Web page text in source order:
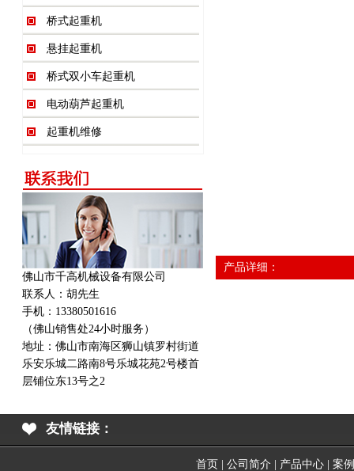
桥式起重机
悬挂起重机
桥式双小车起重机
电动葫芦起重机
起重机维修
佛山市千高机械设备有限公司
联系人：胡先生
手机：13380501616
（佛山销售处24小时服务）
地址： 佛山市南海区狮山镇罗村街道
乐安乐城二路南8号乐城花苑2号楼首
层铺位东13号之2
产品详细：
友情链接：
首页| 公司简介 | 产品中心| 案